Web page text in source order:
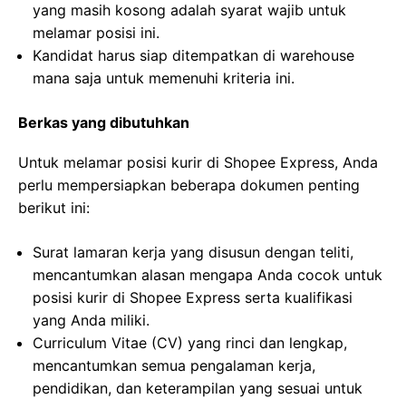
yang masih kosong adalah syarat wajib untuk
melamar posisi ini.
Kandidat harus siap ditempatkan di warehouse
mana saja untuk memenuhi kriteria ini.
Berkas yang dibutuhkan
Untuk melamar posisi kurir di Shopee Express, Anda
perlu mempersiapkan beberapa dokumen penting
berikut ini:
Surat lamaran kerja yang disusun dengan teliti,
mencantumkan alasan mengapa Anda cocok untuk
posisi kurir di Shopee Express serta kualifikasi
yang Anda miliki.
Curriculum Vitae (CV) yang rinci dan lengkap,
mencantumkan semua pengalaman kerja,
pendidikan, dan keterampilan yang sesuai untuk